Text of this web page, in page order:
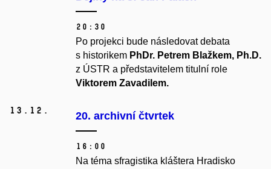
20:30
Po projekci bude následovat debata
s historikem PhDr. Petrem Blažkem, Ph.D.
z ÚSTR a představitelem titulní role
Viktorem Zavadilem.
13. 12. 20. archivní čtvrtek
16:00
Na téma sfragistika kláštera Hradisko